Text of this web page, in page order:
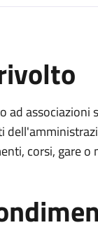
ad
corsi, gare